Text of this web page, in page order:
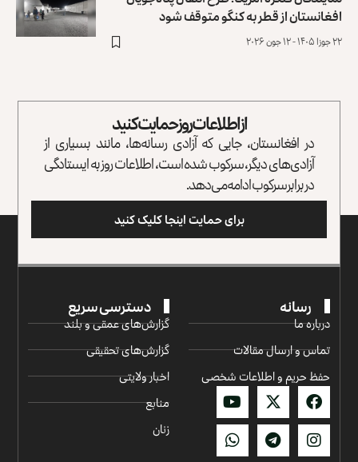
افغانستان از قطر به کنگو متوقف شود
۲۲ جوزا ۱۴۰۵ - ۱۲ جون ۲۰۲۶
از اطلاعات روز حمایت کنید
در افغانستان، جایی که آزادی رسانه‌ها، مانند بسیاری از
آزادی‌های دیگر، سرکوب شده است، اطلاعات روز به ایستادگی
در برابر سرکوب ادامه می‌دهد.
برای حمایت اینجا کلیک کنید
رسانه
درباره ما
تماس و ارسال مقالات
حفظ حریم و اطلاعات شخصی
دسترسی سریع
گزارش‌‌های عمقی و بلند
گزارش‌های تحقیقی
اخبار ولایتی
منابع
زنان